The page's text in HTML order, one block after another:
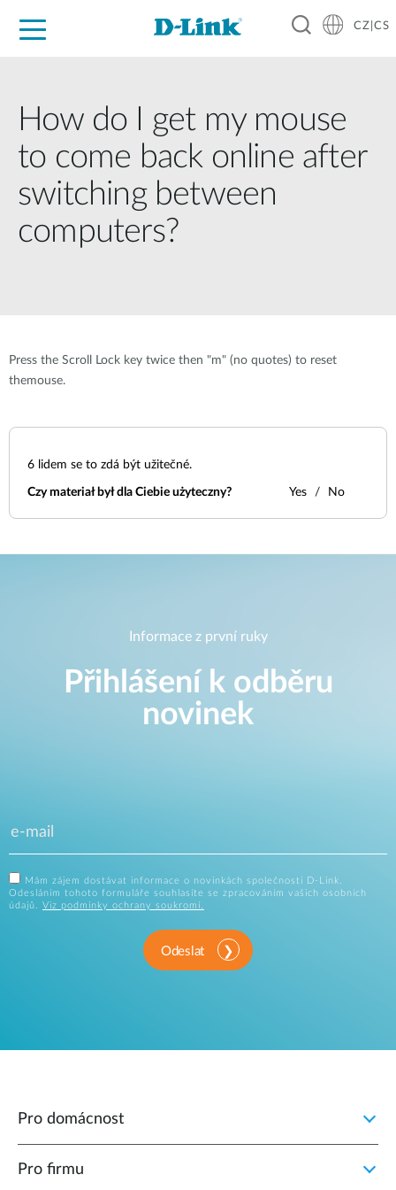
CZ|CS
How do I get my mouse
to come back online after
switching between
computers?
Press the Scroll Lock key twice then "m" (no quotes) to reset
themouse.
6 lidem se to zdá být užitečné.
Czy materiał był dla Ciebie użyteczny? Yes No
Informace z první ruky
Přihlášení k odběru
novinek
Mám zájem dostávat informace o novinkách společnosti D-Link.
Odesláním tohoto formuláře souhlasíte se zpracováním vašich osobních
údajů. Viz podmínky ochrany soukromí.
Odeslat
Pro domácnost
Pro firmu